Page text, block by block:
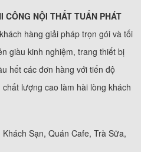
CÔNG NỘI THẤT TUẤN PHÁT
hàng giải pháp trọn gói và tối
giàu kinh nghiệm, trang thiết bị
hết các đơn hàng với tiến độ
lượng cao làm hài lòng khách
Sạn, Quán Cafe, Trà Sữa,